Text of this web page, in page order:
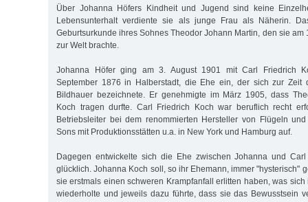
Über Johanna Höfers Kindheit und Jugend sind keine
Lebensunterhalt verdiente sie als junge Frau als Näherin.
Geburtsurkunde ihres Sohnes Theodor Johann Martin, den sie am
zur Welt brachte.
Johanna Höfer ging am 3. August 1901 mit Carl Friedrich
September 1876 in Halberstadt, die Ehe ein, der sich zur Zeit
Bildhauer bezeichnete. Er genehmigte im März 1905, dass
Koch tragen durfte. Carl Friedrich Koch war beruflich recht
Betriebsleiter bei dem renommierten Hersteller von Flügeln
Sons mit Produktionsstätten u.a. in New York und Hamburg auf.
Dagegen entwickelte sich die Ehe zwischen Johanna und
glücklich. Johanna Koch soll, so ihr Ehemann, immer "hysterisch"
sie erstmals einen schweren Krampfanfall erlitten haben, was
wiederholte und jeweils dazu führte, dass sie das Bewusstsein